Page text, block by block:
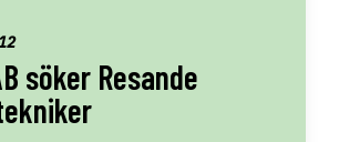
söker Resande